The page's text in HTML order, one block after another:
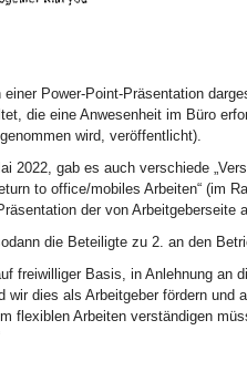
Power-Point-Präsentation
die eine Anwesenheit im Büro
wird, veröffentlicht).
2022, gab es auch verschiede
to office/mobiles Arbeiten“ (im
der von Arbeitgeberseite
die Beteiligte zu 2. an den
freiwilliger Basis, in Anlehnung an
dies als Arbeitgeber fördern und
flexiblen Arbeiten verständigen